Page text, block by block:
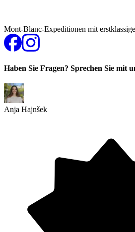
Mont-Blanc-Expeditionen mit
Haben Sie Fragen? Sprechen Sie mit
Anja Hajnšek